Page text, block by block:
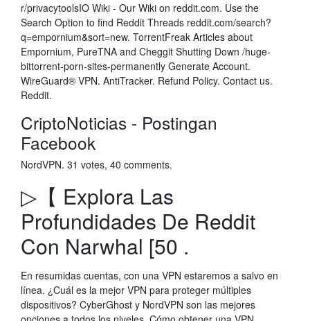
r/privacytoolsIO Wiki - Our Wiki on reddit.com. Use the
Search Option to find Reddit Threads reddit.com/search?
q=empornium&sort=new. TorrentFreak Articles about
Empornium, PureTNA and Cheggit Shutting Down /huge-
bittorrent-porn-sites-permanently Generate Account.
WireGuard® VPN. AntiTracker. Refund Policy. Contact us.
Reddit.
CriptoNoticias - Postingan
Facebook
NordVPN. 31 votes, 40 comments.
▷【 Explora Las
Profundidades De Reddit
Con Narwhal [50 .
En resumidas cuentas, con una VPN estaremos a salvo en
línea. ¿Cuál es la mejor VPN para proteger múltiples
dispositivos? CyberGhost y NordVPN son las mejores